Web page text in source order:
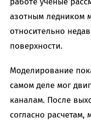
азотным ледником
относительно
поверхности.
Моделирование
самом деле мог
каналам. После
согласно расчетам,